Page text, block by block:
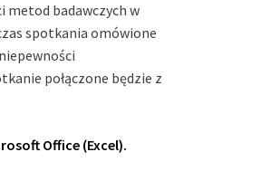
metod badawczych w
spotkania omówione
połączone będzie z
Office (Excel).